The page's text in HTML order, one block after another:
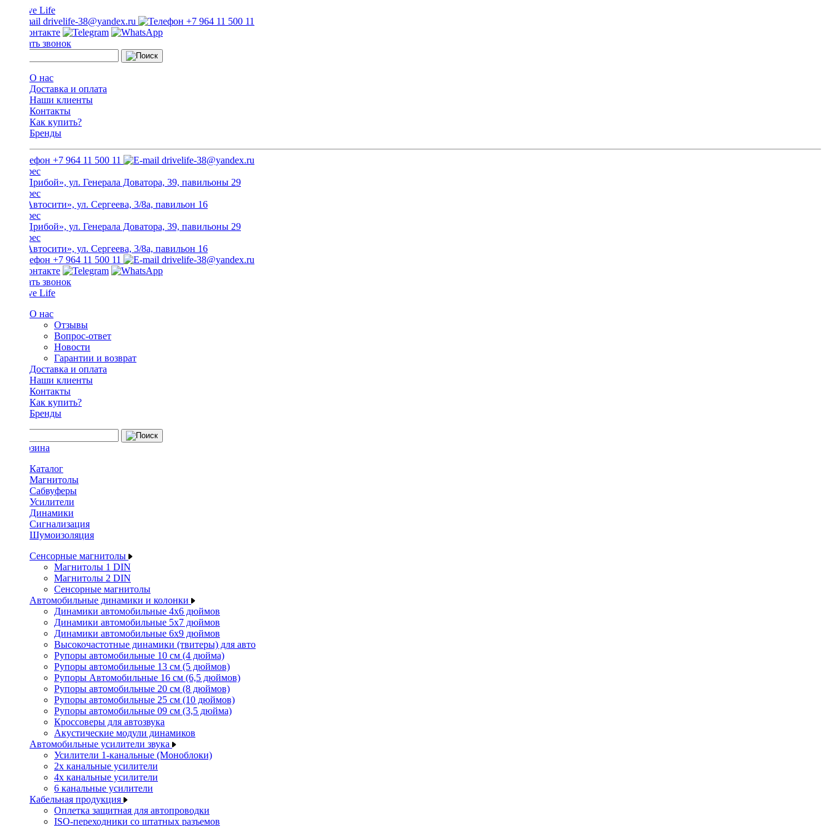
drivelife-38@yandex.ru +7 964 11 500 11
Заказать звонок
О нас
Доставка и оплата
Наши клиенты
Контакты
Как купить?
Бренды
+7 964 11 500 11 drivelife-38@yandex.ru
ТЦ «Прибой», ул. Генерала Доватора, 39, павильоны 29
ТЦ «Автосити», ул. Сергеева, 3/8а, павильон 16
ТЦ «Прибой», ул. Генерала Доватора, 39, павильоны 29
ТЦ «Автосити», ул. Сергеева, 3/8а, павильон 16
+7 964 11 500 11
drivelife-38@yandex.ru
Заказать звонок
О нас
Отзывы
Вопрос-ответ
Новости
Гарантии и возврат
Доставка и оплата
Наши клиенты
Контакты
Как купить?
Бренды
Каталог
Магнитолы
Сабвуферы
Усилители
Динамики
Сигнализация
Шумоизоляция
Сенсорные магнитолы
Магнитолы 1 DIN
Магнитолы 2 DIN
Сенсорные магнитолы
Автомобильные динамики и колонки
Динамики автомобильные 4x6 дюймов
Динамики автомобильные 5x7 дюймов
Динамики автомобильные 6x9 дюймов
Высокочастотные динамики (твитеры) для авто
Рупоры автомобильные 10 см (4 дюйма)
Рупоры автомобильные 13 см (5 дюймов)
Рупоры Автомобильные 16 см (6,5 дюймов)
Рупоры автомобильные 20 см (8 дюймов)
Рупоры автомобильные 25 см (10 дюймов)
Рупоры автомобильные 09 см (3,5 дюйма)
Кроссоверы для автозвука
Акустические модули динамиков
Автомобильные усилители звука
Усилители 1-канальные (Моноблоки)
2х канальные усилители
4х канальные усилители
6 канальные усилители
Кабельная продукция
Оплетка защитная для автопроводки
ISO-переходники со штатных разъемов